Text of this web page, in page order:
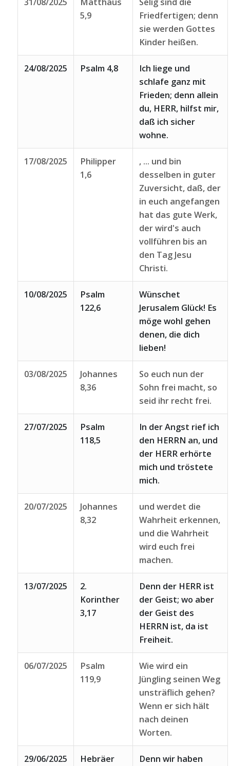
5,9
Friedfertigen; denn
sie werden Gottes
Kinder heißen.
24/08/2025 Psalm 4,8
Ich liege und
schlafe ganz mit
Frieden; denn allein
du, HERR, hilfst mir,
daß ich sicher
wohne.
17/08/2025
Philipper
1,6
, ... und bin
desselben in guter
Zuversicht, daß, der
in euch angefangen
hat das gute Werk,
der wird's auch
vollführen bis an
den Tag Jesu
Christi.
10/08/2025
Psalm
122,6
Wünschet
Jerusalem Glück! Es
möge wohl gehen
denen, die dich
lieben!
03/08/2025
Johannes
8,36
So euch nun der
Sohn frei macht, so
seid ihr recht frei.
27/07/2025
Psalm
118,5
In der Angst rief ich
den HERRN an, und
der HERR erhörte
mich und tröstete
mich.
20/07/2025
Johannes
8,32
und werdet die
Wahrheit erkennen,
und die Wahrheit
wird euch frei
machen.
13/07/2025
2.
Korinther
3,17
Denn der HERR ist
der Geist; wo aber
der Geist des
HERRN ist, da ist
Freiheit.
06/07/2025
Psalm
119,9
Wie wird ein
Jüngling seinen Weg
unsträflich gehen?
Wenn er sich hält
nach deinen
Worten.
29/06/2025
Hebräer
Denn wir haben